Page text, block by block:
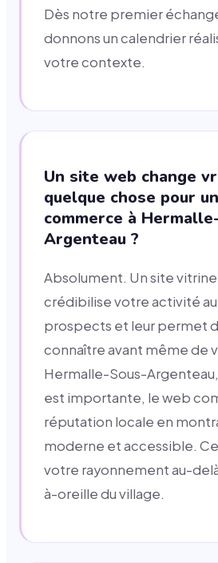
Dès notre premier
donnons un calendrier
votre contexte.
Un site web change
quelque chose pour un
commerce à
Argenteau ?
Absolument. Un site
crédibilise votre activité
prospects et leur permet
connaître avant même de
Hermalle-Sous-
est importante, le web
réputation locale en
moderne et accessible.
votre rayonnement au-
à-oreille du village.